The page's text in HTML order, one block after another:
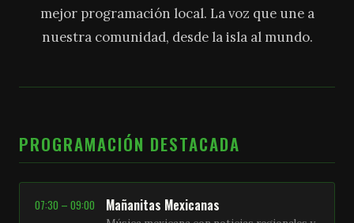
mejor programación local. La voz que une a
nuestra comunidad, desde la isla al mundo.
PROGRAMACIÓN DESTACADA
07:30 – 09:00 Mañanitas Mexicanas